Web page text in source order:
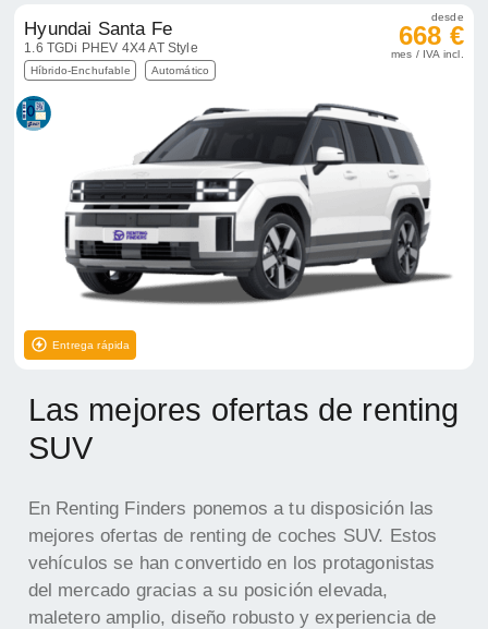
Hyundai Santa Fe
1.6 TGDi PHEV 4X4 AT Style
Híbrido-Enchufable Automático
desde
668 €
mes / IVA incl.
Entrega rápida
Las mejores ofertas de renting
SUV
En Renting Finders ponemos a tu disposición las
mejores ofertas de renting de coches SUV. Estos
vehículos se han convertido en los protagonistas
del mercado gracias a su posición elevada,
maletero amplio, diseño robusto y experiencia de